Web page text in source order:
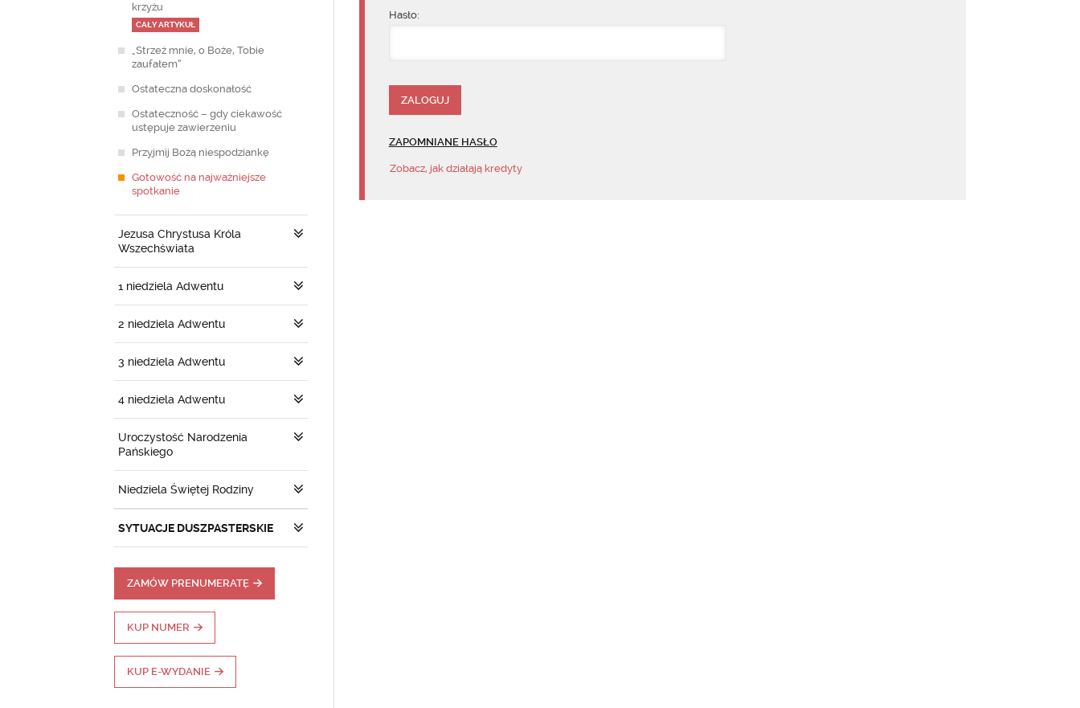
krzyżu
CAŁY ARTYKUŁ
„Strzeż mnie, o Boże, Tobie
zaufałem”
Ostateczna doskonałość
Ostateczność – gdy ciekawość
ustępuje zawierzeniu
Przyjmij Bożą niespodziankę
Gotowość na najważniejsze
spotkanie
Jezusa Chrystusa Króla
Wszechświata
1 niedziela Adwentu
2 niedziela Adwentu
3 niedziela Adwentu
4 niedziela Adwentu
Uroczystość Narodzenia
Pańskiego
Niedziela Świętej Rodziny
SYTUACJE DUSZPASTERSKIE
ZAMÓW PRENUMERATĘ
KUP NUMER
KUP E-WYDANIE
Hasło:
ZAPOMNIANE HASŁO
Zobacz, jak działają kredyty